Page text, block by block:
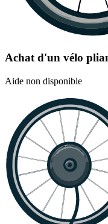
Achat d'un vélo
Aide non disponible